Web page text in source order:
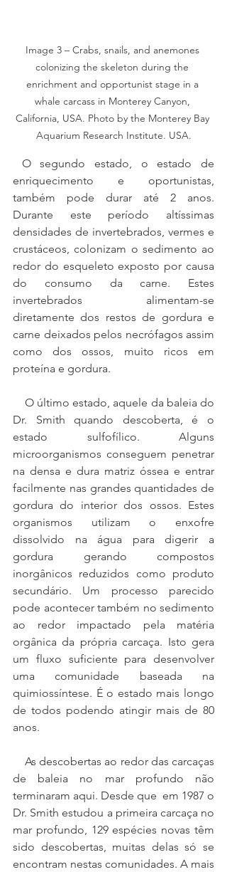
Image 3 – Crabs, snails, and anemones
colonizing the skeleton during the
enrichment and opportunist stage in a
whale carcass in Monterey Canyon,
California, USA. Photo by the Monterey Bay
Aquarium Research Institute. USA.
enriquecimento e oportunistas,
também pode durar até 2 anos.
Durante este período altíssimas
densidades de invertebrados, vermes e
crustáceos, colonizam o sedimento ao
redor do esqueleto exposto por causa
do consumo da carne. Estes
invertebrados alimentam-se
diretamente dos restos de gordura e
carne deixados pelos necrófagos assim
como dos ossos, muito ricos em
proteína e gordura.
Dr. Smith quando descoberta, é o
estado sulfofílico. Alguns
microorganismos conseguem penetrar
na densa e dura matriz óssea e entrar
facilmente nas grandes quantidades de
gordura do interior dos ossos. Estes
organismos utilizam o enxofre
dissolvido na água para digerir a
gordura gerando compostos
inorgânicos reduzidos como produto
secundário. Um processo parecido
pode acontecer também no sedimento
ao redor impactado pela matéria
orgânica da própria carcaça. Isto gera
um fluxo suficiente para desenvolver
uma comunidade baseada na
quimiossíntese. É o estado mais longo
de todos podendo atingir mais de 80
anos.
de baleia no mar profundo não
terminaram aqui. Desde que  em 1987 o
Dr. Smith estudou a primeira carcaça no
mar profundo, 129 espécies novas têm
sido descobertas, muitas delas só se
encontram nestas comunidades. A mais